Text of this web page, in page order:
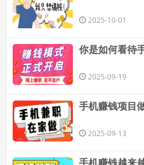
2025-10-01
你是如何看待
2025-09-19
手机赚钱项目
2025-09-13